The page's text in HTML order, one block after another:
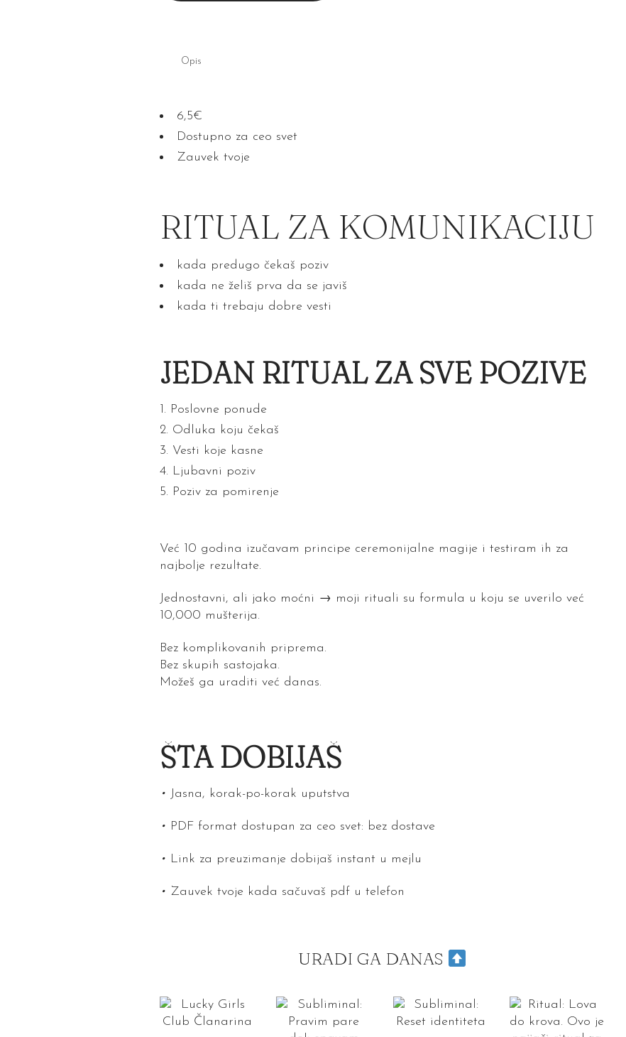
Opis
6,5€
Dostupno za ceo svet
Zauvek tvoje
RITUAL ZA KOMUNIKACIJU
kada predugo čekaš poziv
kada ne želiš prva da se javiš
kada ti trebaju dobre vesti
JEDAN RITUAL ZA SVE POZIVE
Poslovne ponude
Odluka koju čekaš
Vesti koje kasne
Ljubavni poziv
Poziv za pomirenje
Već 10 godina izučavam principe ceremonijalne magije i testiram ih za
najbolje rezultate.
Jednostavni, ali jako moćni → moji rituali su formula u koju se uverilo već
10,000 mušterija.
Bez komplikovanih priprema.
Bez skupih sastojaka.
Možeš ga uraditi već danas.
ŠTA DOBIJAŠ
• Jasna, korak-po-korak uputstva
• PDF format dostupan za ceo svet: bez dostave
• Link za preuzimanje dobijaš instant u mejlu
• Zauvek tvoje kada sačuvaš pdf u telefon
URADI GA DANAS